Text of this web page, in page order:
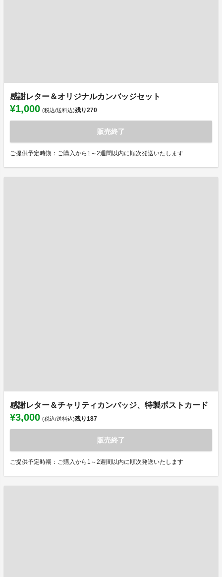
感謝レター＆オリジナルカンバッジセット
¥1,000 (税込/送料込)残り270
販売終了
ご提供予定時期：ご購入から1～2週間以内に順次発送いたします
感謝レター＆チャリティカンバッジ、特製ポストカード
¥3,000 (税込/送料込)残り187
販売終了
ご提供予定時期：ご購入から1～2週間以内に順次発送いたします